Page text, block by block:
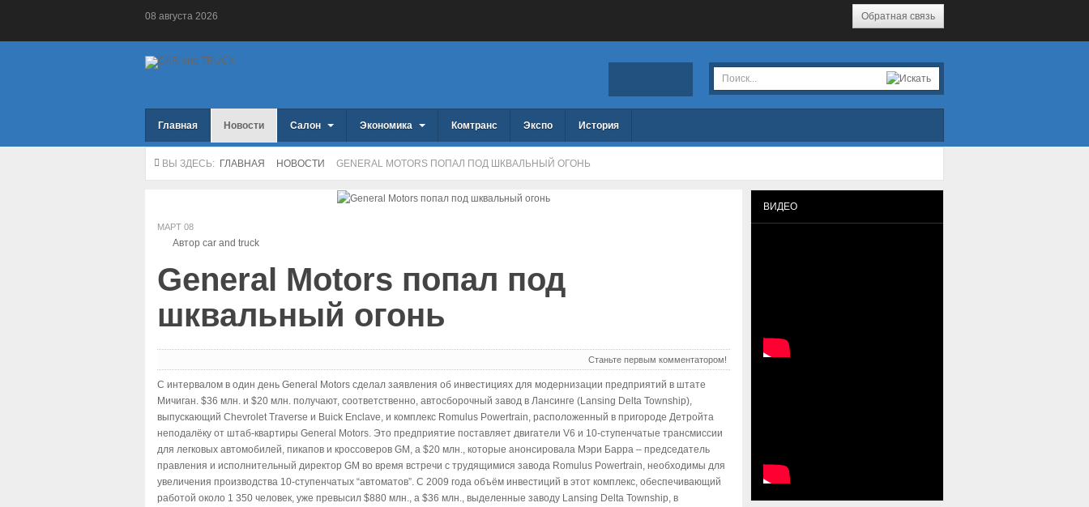
08 августа 2026 Обратная связь
Главная Новости Салон Экономика Комтранс Экспо История
ВЫ ЗДЕСЬ: ГЛАВНАЯ НОВОСТИ GENERAL MOTORS ПОПАЛ ПОД ШКВАЛЬНЫЙ ОГОНЬ
МАРТ 08
Автор car and truck
General Motors попал под
шквальный огонь
Станьте первым комментатором!
С интервалом в один день General Motors сделал заявления об инвестициях для модернизации предприятий в штате
Мичиган. $36 млн. и $20 млн. получают, соответственно, автосборочный завод в Лансинге (Lansing Delta Township),
выпускающий Chevrolet Traverse и Buick Enclave, и комплекс Romulus Powertrain, расположенный в пригороде Детройта
неподалёку от штаб-квартиры General Motors. Это предприятие поставляет двигатели V6 и 10-ступенчатые трансмиссии
для легковых автомобилей, пикапов и кроссоверов GM, а $20 млн., которые анонсировала Мэри Барра – председатель
правления и исполнительный директор GM во время встречи с трудящимися завода Romulus Powertrain, необходимы для
увеличения производства 10-ступенчатых “автоматов”. С 2009 года объём инвестиций в этот комплекс, обеспечивающий
работой около 1 350 человек, уже превысил $880 млн., а $36 млн., выделенные заводу Lansing Delta Township, в
ВИДЕО